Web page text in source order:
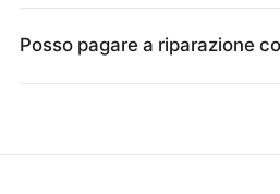
Posso pagare a riparazione